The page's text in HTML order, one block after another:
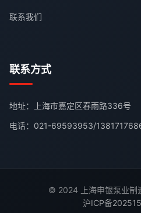
联系我们
联系方式
地址：上海市嘉定区春雨路336号
电话： 021-69593953/
© 2024 上海申银泵业制
沪ICP备